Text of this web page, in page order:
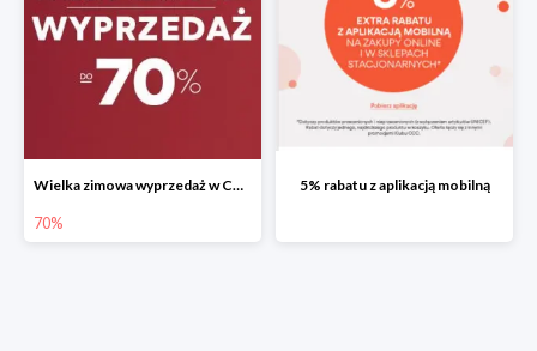
Wielka zimowa wyprzedaż w CCC do -70%
70%
5% rabatu z aplikacją mobilną